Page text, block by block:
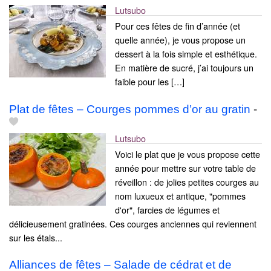
Lutsubo
Pour ces fêtes de fin d’année (et
quelle année), je vous propose un
dessert à la fois simple et esthétique.
En matière de sucré, j’ai toujours un
faible pour les […]
Plat de fêtes – Courges pommes d’or au gratin -
Lutsubo
Voici le plat que je vous propose cette
année pour mettre sur votre table de
réveillon : de jolies petites courges au
nom luxueux et antique, "pommes
d'or", farcies de légumes et
délicieusement gratinées. Ces courges anciennes qui reviennent
sur les étals...
Alliances de fêtes – Salade de cédrat et de